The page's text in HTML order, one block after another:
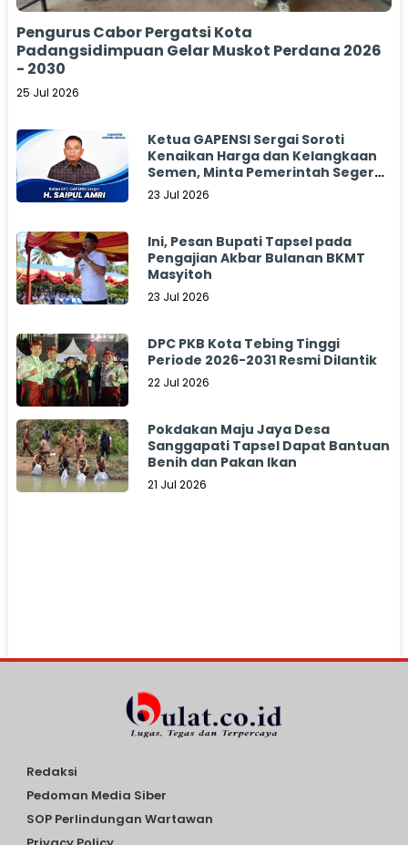
Pengurus Cabor Pergatsi Kota
Padangsidimpuan Gelar Muskot Perdana 2026
- 2030
25 Jul 2026
Ketua GAPENSI Sergai Soroti
Kenaikan Harga dan Kelangkaan
Semen, Minta Pemerintah Segera
Bertindak
23 Jul 2026
Ini, Pesan Bupati Tapsel pada
Pengajian Akbar Bulanan BKMT
Masyitoh
23 Jul 2026
DPC PKB Kota Tebing Tinggi
Periode 2026-2031 Resmi Dilantik
22 Jul 2026
Pokdakan Maju Jaya Desa
Sanggapati Tapsel Dapat Bantuan
Benih dan Pakan Ikan
21 Jul 2026
Redaksi
Pedoman Media Siber
SOP Perlindungan Wartawan